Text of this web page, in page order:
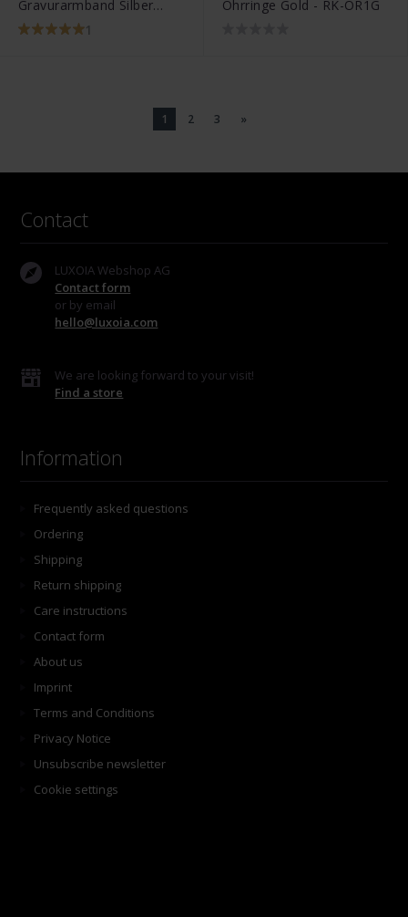
Gravurarmband Silber
Diamantiert1
Ohrringe Gold - RK-OR1G
1 2 3 »
Contact
LUXOIA Webshop AG
Contact form
or by email
hello@luxoia.com
We are looking forward to your visit!
Find a store
Information
Frequently asked questions
Ordering
Shipping
Return shipping
Care instructions
Contact form
About us
Imprint
Terms and Conditions
Privacy Notice
Unsubscribe newsletter
Cookie settings